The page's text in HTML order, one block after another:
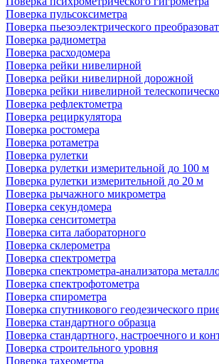
Поверка пульсоксиметра
Поверка пьезоэлектрического
Поверка радиометра
Поверка расходомера
Поверка рейки нивелирной
Поверка рейки нивелирной дорожной
Поверка рейки нивелирной
Поверка рефлектометра
Поверка рециркулятора
Поверка ростомера
Поверка ротаметра
Поверка рулетки
Поверка рулетки измерительной до 100 м
Поверка рулетки измерительной до 20 м
Поверка рычажного микрометра
Поверка секундомера
Поверка сенситометра
Поверка сита лабораторного
Поверка склерометра
Поверка спектрометра
Поверка спектрометра-анализатора
Поверка спектрофотометра
Поверка спирометра
Поверка спутникового геодезического
Поверка стандартного образца
Поверка стандартного, настроечного и
Поверка строительного уровня
Поверка тахеометра